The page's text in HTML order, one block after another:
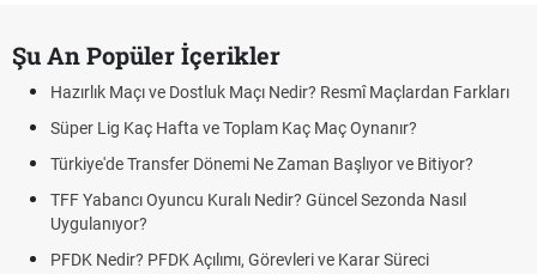
Şu An Popüler İçerikler
Hazırlık Maçı ve Dostluk Maçı Nedir? Resmî Maçlardan Farkları
Süper Lig Kaç Hafta ve Toplam Kaç Maç Oynanır?
Türkiye'de Transfer Dönemi Ne Zaman Başlıyor ve Bitiyor?
TFF Yabancı Oyuncu Kuralı Nedir? Güncel Sezonda Nasıl
Uygulanıyor?
PFDK Nedir? PFDK Açılımı, Görevleri ve Karar Süreci